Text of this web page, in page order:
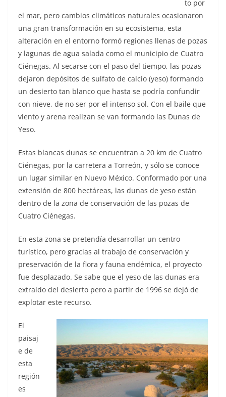
to por
el mar, pero cambios climáticos naturales ocasionaron
una gran transformación en su ecosistema, esta
alteración en el entorno formó regiones llenas de pozas
y lagunas de agua salada como el municipio de Cuatro
Ciénegas. Al secarse con el paso del tiempo, las pozas
dejaron depósitos de sulfato de calcio (yeso) formando
un desierto tan blanco que hasta se podría confundir
con nieve, de no ser por el intenso sol. Con el baile que
viento y arena realizan se van formando las Dunas de
Yeso.
Estas blancas dunas se encuentran a 20 km de Cuatro
Ciénegas, por la carretera a Torreón, y sólo se conoce
un lugar similar en Nuevo México. Conformado por una
extensión de 800 hectáreas, las dunas de yeso están
dentro de la zona de conservación de las pozas de
Cuatro Ciénegas.
En esta zona se pretendía desarrollar un centro
turístico, pero gracias al trabajo de conservación y
preservación de la flora y fauna endémica, el proyecto
fue desplazado. Se sabe que el yeso de las dunas era
extraído del desierto pero a partir de 1996 se dejó de
explotar este recurso.
El
paisaj
e de
esta
región
es